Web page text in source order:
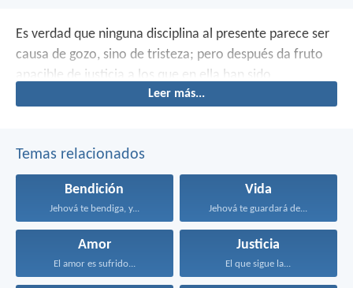
Es verdad que ninguna disciplina al presente parece ser
causa de gozo, sino de tristeza; pero después da fruto
apacible de justicia a los que en ella han sido
Leer más...
Temas relacionados
Bendición
Jehová te bendiga, y...
Vida
Jehová te guardará de...
Amor
El amor es sufrido...
Justicia
El que sigue la...